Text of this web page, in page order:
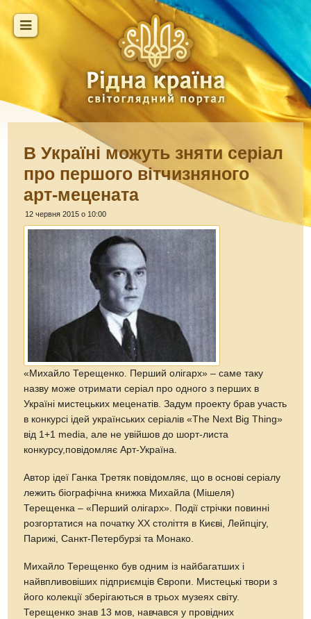
В Україні можуть зняти серіал
про першого вітчизняного
арт-мецената
12 червня 2015 о 10:00
«Михайло Терещенко. Перший олігарх» – саме таку
назву може отримати серіал про одного з перших в
Україні мистецьких меценатів. Задум проекту брав участь
в конкурсі ідей українських серіалів «The Next Big Thing»
від 1+1 media, але не увійшов до шорт-листа
конкурсу,повідомляє Арт-Україна.
Автор ідеї Ганка Третяк повідомляє, що в основі серіалу
лежить біографічна книжка Михайла (Мішеля)
Терещенка – «Перший олігарх». Події стрічки повинні
розгортатися на початку ХХ століття в Києві, Лейпцігу,
Парижі, Санкт-Петербурзі та Монако.
Михайло Терещенко був одним із найбагатших і
найвпливовіших підприємців Європи. Мистецькі твори з
його колекції зберігаються в трьох музеях світу.
Терещенко знав 13 мов, навчався у провідних